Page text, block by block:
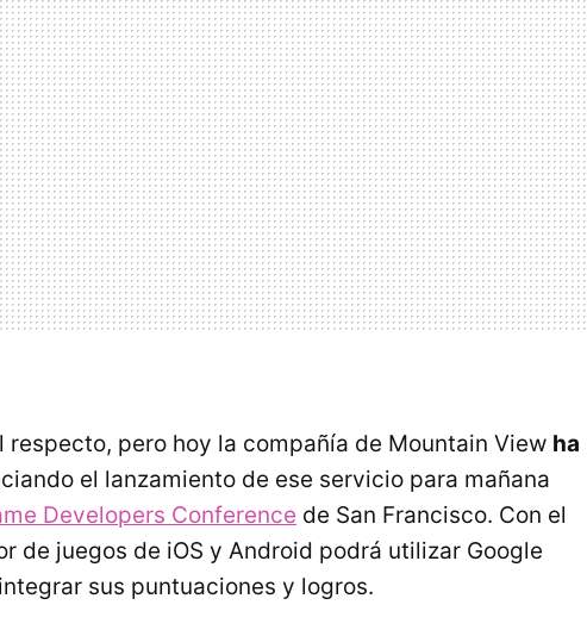
respecto, pero hoy la compañía de Mountain View ha
el lanzamiento de ese servicio para mañana
Developers Conference de San Francisco. Con el
de juegos de iOS y Android podrá utilizar Google
sus puntuaciones y logros.